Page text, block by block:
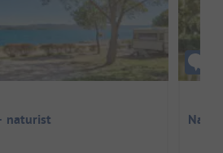
naturist